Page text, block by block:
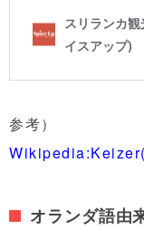
参考）
オランダ語由